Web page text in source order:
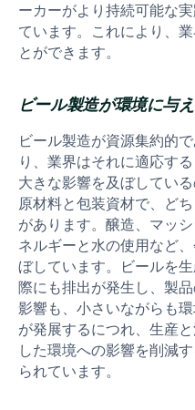
ーカーがより持続可能な
ています。これにより、
とができます。
ビール製造が環境に与
ビール製造が資源集約的
り、業界はそれに適応す
大きな影響を及ぼしてい
原材料と包装資材で、ど
があります。醸造、マッ
ネルギーと水の使用など
ぼしています。ビールを
際にも排出が発生し、製
影響も、小さいながらも
が発展するにつれ、生産
した環境への影響を削減
られています。